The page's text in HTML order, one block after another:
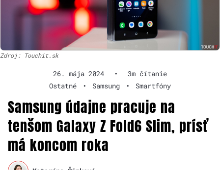
Zdroj: Touchit.sk
26. mája 2024 •
3m čítanie
Ostatné
• Samsung • Smartfóny
Samsung údajne pracuje na
tenšom Galaxy Z Fold6 Slim, prísť
má koncom roka